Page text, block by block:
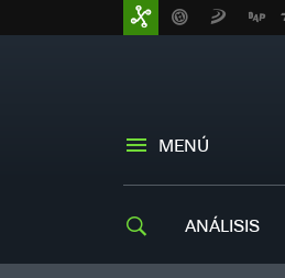
MENÚ
ANÁLISIS